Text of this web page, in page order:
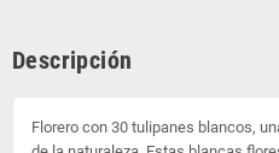
Descripción
Florero con 30 tulipanes blancos,